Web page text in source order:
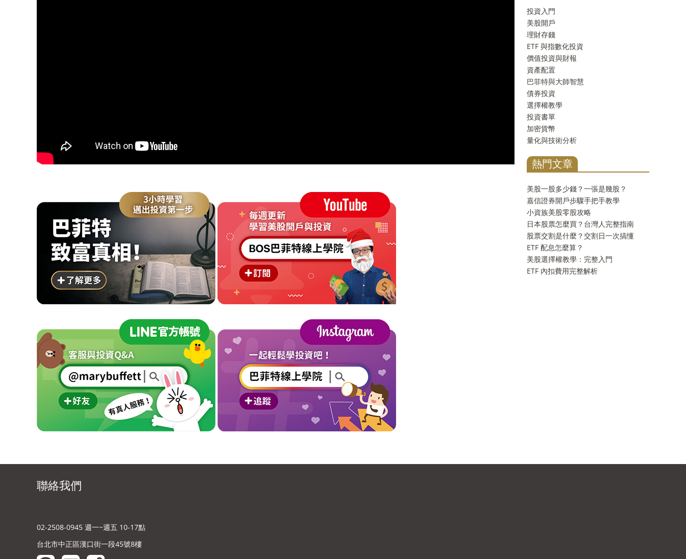
投資入門
美股開戶
理財存錢
ETF 與指數化投資
價值投資與財報
資產配置
巴菲特與大師智慧
債券投資
選擇權教學
投資書單
加密貨幣
量化與技術分析
熱門文章
美股一股多少錢？一張是幾股？
嘉信證券開戶步驟手把手教學
小資族美股零股攻略
日本股票怎麼買？台灣人完整指南
股票交割是什麼？交割日一次搞懂
ETF 配息怎麼算？
美股選擇權教學：完整入門
ETF 內扣費用完整解析
聯絡我們
02-2508-0945 週一~週五 10-17點
台北市中正區漢口街一段45號8樓